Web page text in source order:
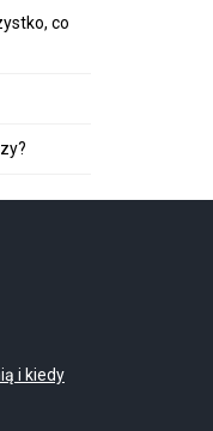
co
i kiedy